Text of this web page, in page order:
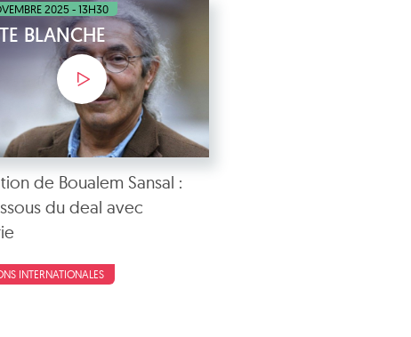
2025 - 13H30
BLANCHE
de Boualem Sansal :
du deal avec
INTERNATIONALES